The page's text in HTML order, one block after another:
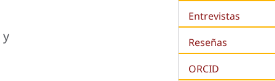
y
Entrevistas
Reseñas
ORCID